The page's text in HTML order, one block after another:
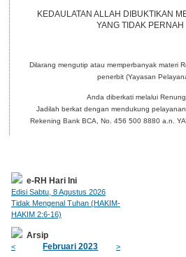
KEDAULATAN ALLAH DIBUKTIKAN
YANG TIDAK PERNAH
Dilarang mengutip atau memperbanyak materi
penerbit (Yayasan
Anda diberkati melalui
Jadilah berkat dengan mendukung
Rekening Bank BCA, No. 456 500 8880 a.n.
e-RH Hari Ini
Edisi Sabtu, 8 Agustus 2026
Tidak Mengenal Tuhan (HAKIM-
HAKIM 2:6-16)
Arsip
< Februari 2023
>